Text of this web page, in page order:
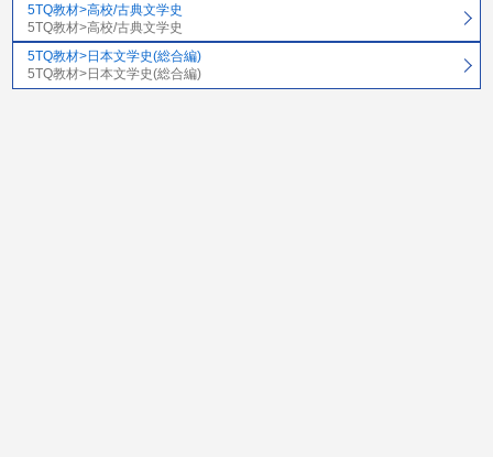
5TQ教材>高校/古典文学史
5TQ教材>高校/古典文学史
5TQ教材>日本文学史(総合編)
5TQ教材>日本文学史(総合編)